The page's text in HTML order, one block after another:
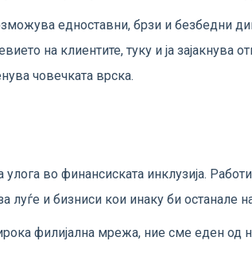
едноставни, брзи и безбедни
на клиентите, туку и ја зајакнува
човечката врска.
во финансиската инклузија.
луѓе и бизниси кои инаку би останале
филијална мрежа, ние сме еден од